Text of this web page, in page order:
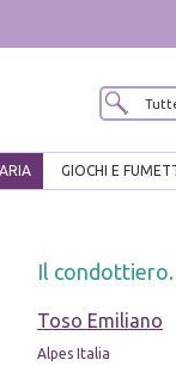
GIOCHI E
Il condottiero.
Toso Emiliano
Alpes Italia